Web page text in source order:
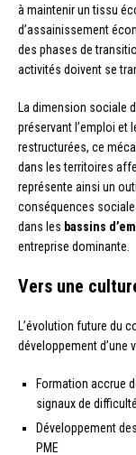
à maintenir un tissu
d’assainissement
des phases de
activités doivent se
La dimension sociale
préservant l’emploi et
restructurées, ce
dans les territoires
représente ainsi un
conséquences
dans les bassins
entreprise dominante.
Vers une
L’évolution future du
développement d’une
Formation accrue
signaux de difficulté
Développement
PME